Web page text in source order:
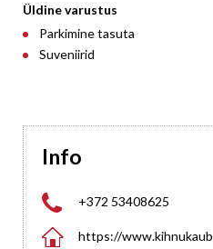
Üldine varustus
Parkimine tasuta
Suveniirid
Info
 +372 53408625
 https://